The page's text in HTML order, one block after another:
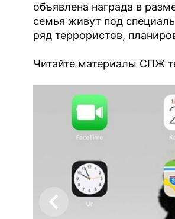
объявлена награда в
семья живут под
ряд террористов,
Читайте материалы СПЖ